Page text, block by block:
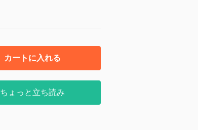
カートに入れる
ちょっと立ち読み